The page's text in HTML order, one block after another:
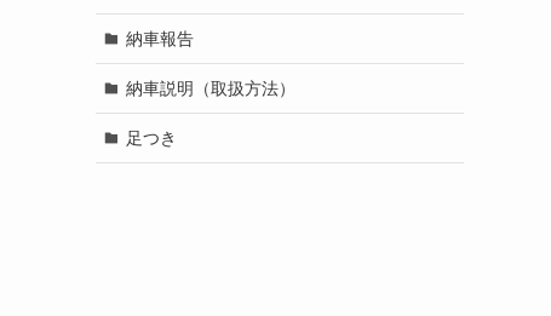
納車報告
納車説明（取扱方法）
足つき